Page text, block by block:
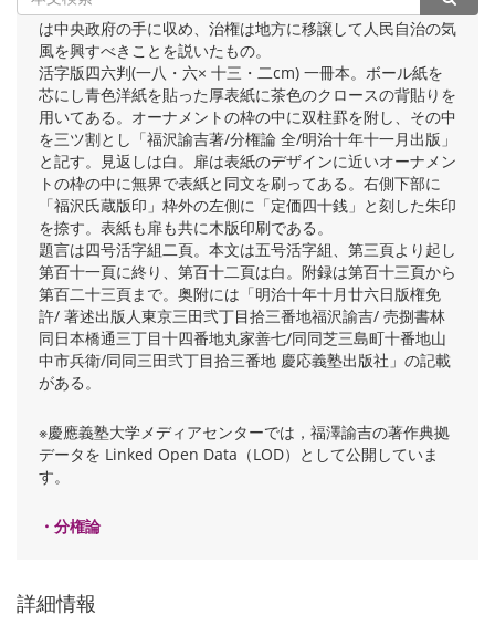
明治政府の中央集権的傾向を批判して、政治を分けて、政権
は中央政府の手に収め、治権は地方に移譲して人民自治の気
風を興すべきことを説いたもの。
活字版四六判(一八・六× 十三・二cm) 一冊本。ボール紙を
芯にし青色洋紙を貼った厚表紙に茶色のクロースの背貼りを
用いてある。オーナメントの枠の中に双柱罫を附し、その中
を三ツ割とし「福沢諭吉著/分権論 全/明治十年十一月出版」
と記す。見返しは白。扉は表紙のデザインに近いオーナメン
トの枠の中に無界で表紙と同文を刷ってある。右側下部に
「福沢氏蔵版印」枠外の左側に「定価四十銭」と刻した朱印
を捺す。表紙も扉も共に木版印刷である。
題言は四号活字組二頁。本文は五号活字組、第三頁より起し
第百十一頁に終り、第百十二頁は白。附録は第百十三頁から
第百二十三頁まで。奥附には「明治十年十月廿六日版権免
許/ 著述出版人東京三田弐丁目拾三番地福沢諭吉/ 売捌書林
同日本橋通三丁目十四番地丸家善七/同同芝三島町十番地山
中市兵衛/同同三田弐丁目拾三番地 慶応義塾出版社」の記載
がある。
※慶應義塾大学メディアセンターでは，福澤諭吉の著作典拠
データを Linked Open Data（LOD）として公開していま
す。
・分権論
詳細情報